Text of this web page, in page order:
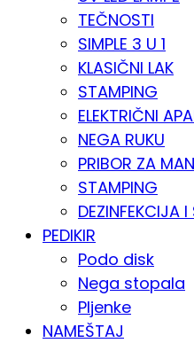
TEČNOSTI
SIMPLE 3 U 1
KLASIČNI LAK
STAMPING
ELEKTRIČNI
NEGA RUKU
PRIBOR ZA
STAMPING
DEZINFEKCIJA
PEDIKIR
Podo disk
Nega stopala
Pljenke
NAMEŠTAJ